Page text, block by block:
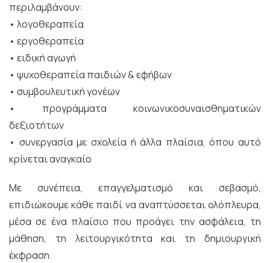
περιλαμβάνουν:
• λογοθεραπεία
• εργοθεραπεία
• ειδική αγωγή
• ψυχοθεραπεία παιδιών & εφήβων
• συμβουλευτική γονέων
• προγράμματα κοινωνικοσυναισθηματικών
δεξιοτήτων
• συνεργασία με σχολεία ή άλλα πλαίσια, όπου αυτό
κρίνεται αναγκαίο
Με συνέπεια, επαγγελματισμό και σεβασμό,
επιδιώκουμε κάθε παιδί να αναπτύσσεται ολόπλευρα,
μέσα σε ένα πλαίσιο που προάγει την ασφάλεια, τη
μάθηση, τη λειτουργικότητα και τη δημιουργική
έκφραση.